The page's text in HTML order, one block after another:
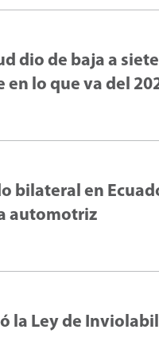
dio de baja a siete
en lo que va del
bilateral en
automotriz
la Ley de